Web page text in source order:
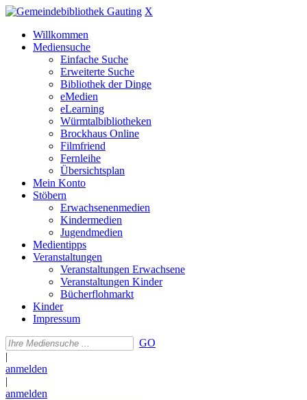
X
Willkommen
Mediensuche
Einfache Suche
Erweiterte Suche
Bibliothek der Dinge
eMedien
eLearning
Würmtalbibliotheken
Brockhaus Online
Filmfriend
Fernleihe
Übersichtsplan
Mein Konto
Stöbern
Erwachsenenmedien
Kindermedien
Jugendmedien
Medientipps
Veranstaltungen
Veranstaltungen Erwachsene
Veranstaltungen Kinder
Bücherflohmarkt
Kinder
Impressum
GO
|
anmelden
|
anmelden